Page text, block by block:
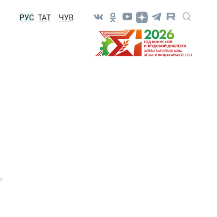
РУС ТАТ ЧУВ